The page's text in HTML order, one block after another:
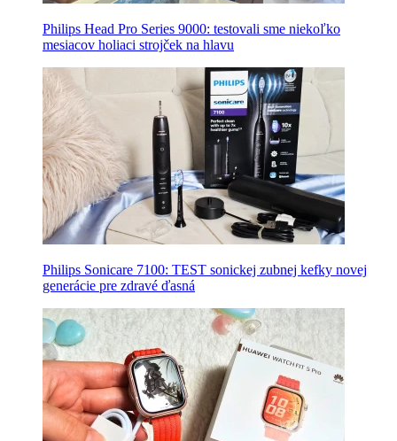
Philips Head Pro Series 9000: testovali sme niekoľko
mesiacov holiaci strojček na hlavu
Philips Sonicare 7100: TEST sonickej zubnej kefky novej
generácie pre zdravé ďasná